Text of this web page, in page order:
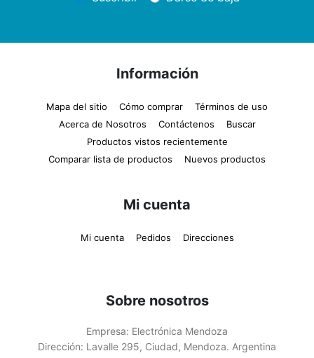
Información
Mapa del sitio Cómo comprar
Términos de uso
Acerca de Nosotros
Contáctenos
Buscar
Productos vistos recientemente
Comparar lista de productos
Nuevos productos
Mi cuenta
Mi cuenta Pedidos Direcciones
Sobre nosotros
Empresa: Electrónica Mendoza
Dirección: Lavalle 295, Ciudad, Mendoza. Argentina